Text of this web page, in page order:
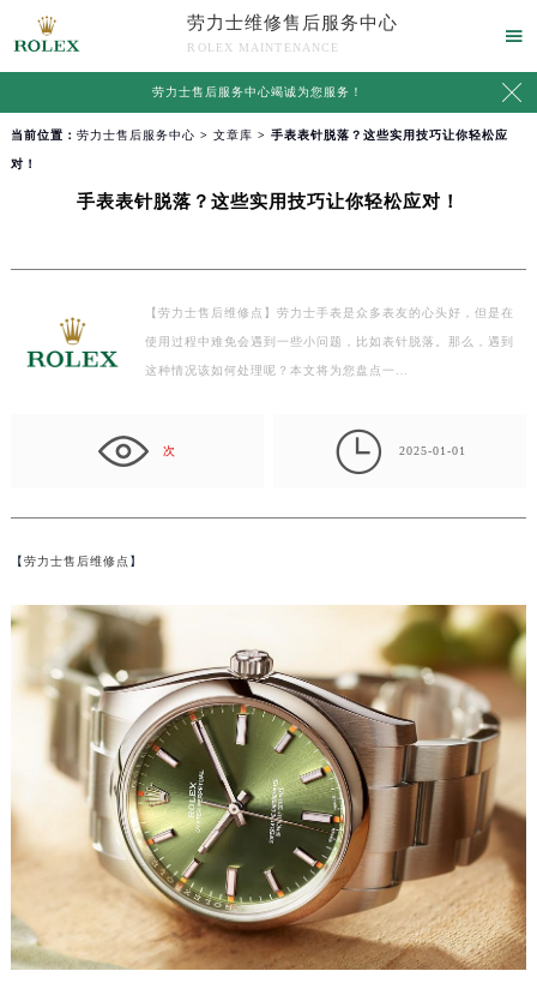
劳力士维修售后服务中心
ROLEX MAINTENANCE

劳力士售后服务中心竭诚为您服务！ 
当前位置： 劳力士售后服务中心 > 文章库 > 手表表针脱落？这些实用技巧让你轻松应
对！
手表表针脱落？这些实用技巧让你轻松应对！
【劳力士售后维修点】劳力士手表是众多表友的心头好，但是在
使用过程中难免会遇到一些小问题，比如表针脱落。那么，遇到
这种情况该如何处理呢？本文将为您盘点一…
次  2025-01-01
【劳力士售后维修点 】